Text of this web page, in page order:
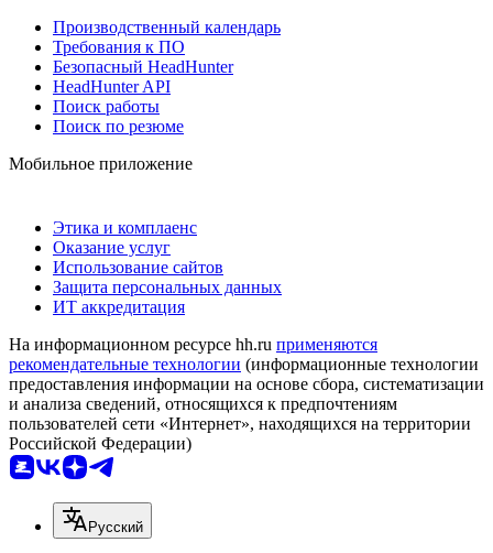
Производственный календарь
Требования к ПО
Безопасный HeadHunter
HeadHunter API
Поиск работы
Поиск по резюме
Мобильное приложение
Этика и комплаенс
Оказание услуг
Использование сайтов
Защита персональных данных
ИТ аккредитация
На информационном ресурсе hh.ru применяются
рекомендательные технологии (информационные технологии
предоставления информации на основе сбора, систематизации
и анализа сведений, относящихся к предпочтениям
пользователей сети «Интернет», находящихся на территории
Российской Федерации)
Русский